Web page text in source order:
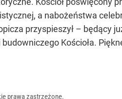
a nabożeństwa
przyspieszył – będący
Kościoła.
prawa zastrzeżone.